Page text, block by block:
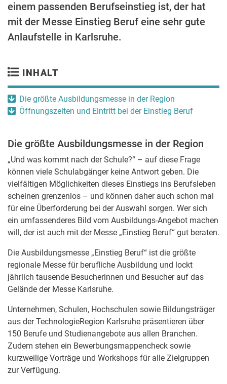
einem passenden Berufseinstieg ist, der hat
mit der Messe Einstieg Beruf eine sehr gute
Anlaufstelle in Karlsruhe.
INHALT
Die größte Ausbildungsmesse in der Region
Öffnungszeiten und Eintritt bei der Einstieg Beruf
Die größte Ausbildungsmesse in der Region
„Und was kommt nach der Schule?“ – auf diese Frage
können viele Schulabgänger keine Antwort geben. Die
vielfältigen Möglichkeiten dieses Einstiegs ins Berufsleben
scheinen grenzenlos – und können daher auch schon mal
für eine Überforderung bei der Auswahl sorgen. Wer sich
ein umfassenderes Bild vom Ausbildungs-Angebot machen
will, der ist auch mit der Messe „Einstieg Beruf“ gut beraten.
Die Ausbildungsmesse „Einstieg Beruf“ ist die größte
regionale Messe für berufliche Ausbildung und lockt
jährlich tausende Besucherinnen und Besucher auf das
Gelände der Messe Karlsruhe.
Unternehmen, Schulen, Hochschulen sowie Bildungsträger
aus der TechnologieRegion Karlsruhe präsentieren über
150 Berufe und Studienangebote aus allen Branchen.
Zudem stehen ein Bewerbungsmappencheck sowie
kurzweilige Vorträge und Workshops für alle Zielgruppen
zur Verfügung.